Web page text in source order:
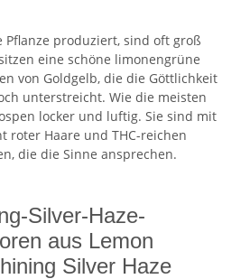
Pflanze produziert, sind oft groß
eine schöne limonengrüne
von Goldgelb, die die Göttlichkeit
unterstreicht. Wie die meisten
locker und luftig. Sie sind mit
roter Haare und THC-reichen
die die Sinne ansprechen.
Silver-Haze-
aus Lemon
Silver Haze